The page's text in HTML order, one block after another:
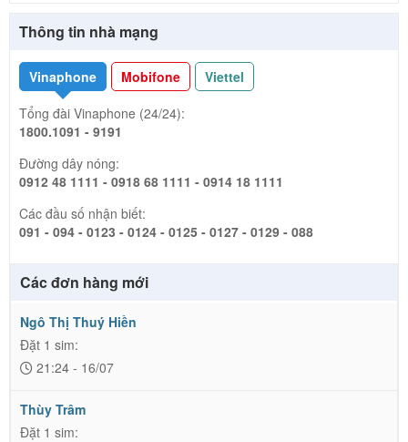
Thông tin nhà mạng
Vinaphone Mobifone
Viettel
Tổng đài Vinaphone (24/24):
1800.1091 - 9191
Đường dây nóng:
0912 48 1111 - 0918 68 1111 - 0914 18 1111
Các đầu số nhận biết:
091 - 094 - 0123 - 0124 - 0125 - 0127 - 0129 - 088
Các đơn hàng mới
Ngô Thị Thuý Hiền
Đặt 1 sim:
21:24 - 16/07
Thùy Trâm
Đặt 1 sim: